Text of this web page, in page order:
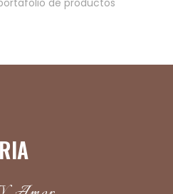
de productos